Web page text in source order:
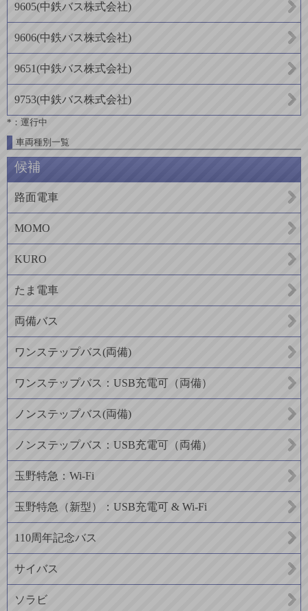
9605(中鉄バス株式会社)
9606(中鉄バス株式会社)
9651(中鉄バス株式会社)
9753(中鉄バス株式会社)
*：運行中
車両種別一覧
候補
路面電車
MOMO
KURO
たま電車
両備バス
ワンステップバス(両備)
ワンステップバス：USB充電可（両備）
ノンステップバス(両備)
ノンステップバス：USB充電可（両備）
玉野特急：Wi-Fi
玉野特急（新型）：USB充電可 & Wi-Fi
110周年記念バス
サイバス
ソラビ